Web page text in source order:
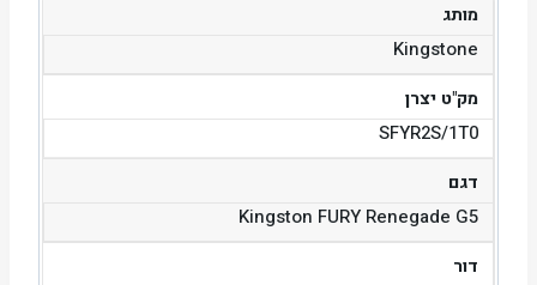
מותג
Kingstone
מק"ט יצרן
SFYR2S/1T0
דגם
Kingston FURY Renegade G5
דור